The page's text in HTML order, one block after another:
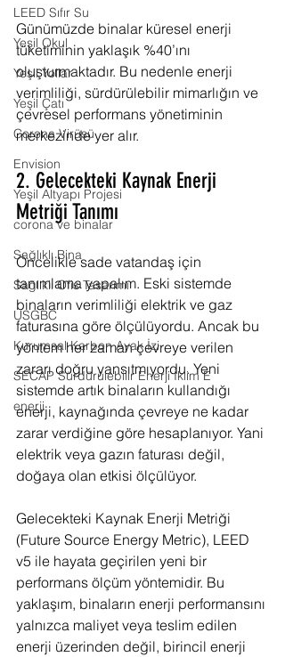
LEED Sıfır Su
Yeşil Okul
Yeşil Yollar
Yeşil Çatı
Corona Virüsü
Envision
Yeşil Altyapı Projesi
corona ve binalar
Sağlıklı Bina
Sağlıklı Ofis Tasarımı
USGBC
Kurumsal Karbon Ayak İzi
SECAP Sürdürülebilir Enerji İklim E
enerji
Günümüzde binalar küresel enerji
tüketiminin yaklaşık %40’ını
oluşturmaktadır. Bu nedenle enerji
verimliliği, sürdürülebilir mimarlığın ve
çevresel performans yönetiminin
merkezinde yer alır.
2. Gelecekteki Kaynak Enerji
Metriği Tanımı
Öncelikle sade vatandaş için
tanımlama yapalım. Eski sistemde
binaların verimliliği elektrik ve gaz
faturasına göre ölçülüyordu. Ancak bu
yöntem her zaman çevreye verilen
zararı doğru yansıtmıyordu. Yeni
sistemde artık binaların kullandığı
enerji, kaynağında çevreye ne kadar
zarar verdiğine göre hesaplanıyor. Yani
elektrik veya gazın faturası değil,
doğaya olan etkisi ölçülüyor.
Gelecekteki Kaynak Enerji Metriği
(Future Source Energy Metric), LEED
v5 ile hayata geçirilen yeni bir
performans ölçüm yöntemidir. Bu
yaklaşım, binaların enerji performansını
yalnızca maliyet veya teslim edilen
enerji üzerinden değil, birincil enerji